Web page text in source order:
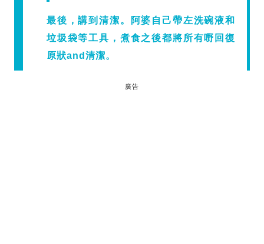
最後，講到清潔。阿婆自己帶左洗碗液和
垃圾袋等工具，煮食之後都將所有嘢回復
原狀and清潔。
廣告